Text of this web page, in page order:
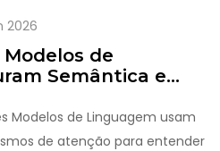
2026
Modelos de
Semântica e
Modelos de Linguagem usam
de atenção para entender